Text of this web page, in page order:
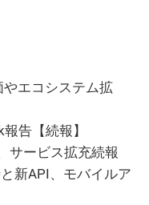
やエコシステム拡
告【続報】
サービス拡充続報
新API、モバイルア